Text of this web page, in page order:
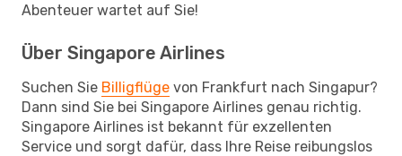
Abenteuer wartet auf Sie!
Über Singapore Airlines
Suchen Sie Billigflüge von Frankfurt nach Singapur?
Dann sind Sie bei Singapore Airlines genau richtig.
Singapore Airlines ist bekannt für exzellenten
Service und sorgt dafür, dass Ihre Reise reibungslos